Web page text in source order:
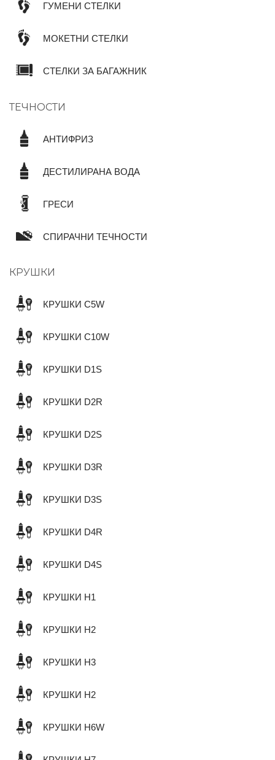
ГУМЕНИ СТЕЛКИ
МОКЕТНИ СТЕЛКИ
СТЕЛКИ ЗА БАГАЖНИК
ТЕЧНОСТИ
АНТИФРИЗ
ДЕСТИЛИРАНА ВОДА
ГРЕСИ
СПИРАЧНИ ТЕЧНОСТИ
КРУШКИ
КРУШКИ C5W
КРУШКИ C10W
КРУШКИ D1S
КРУШКИ D2R
КРУШКИ D2S
КРУШКИ D3R
КРУШКИ D3S
КРУШКИ D4R
КРУШКИ D4S
КРУШКИ H1
КРУШКИ H2
КРУШКИ H3
КРУШКИ H2
КРУШКИ H6W